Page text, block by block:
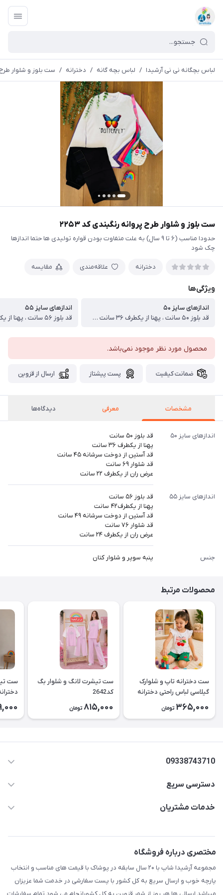
لباس بچگانه نی نی آرشیدا / لباس بچه گانه / دخترانه / ست بلوز و شلوار طرح
ست بلوز و شلوار طرح پروانه رنگبندی کد ۲۲۵۳
حدودا مناسب (۶ تا ۹ سال) به علت متفاوت بودن قواره تولیدی ها حتما اندازها
چک شود
دخترانه علاقه‌مندی مقایسه
ویژگی‌ها
اندازهای سایز ۵۰
قد بلوز ۵۰ سانت ، پهنا از یکطرف ۳۶ سانت ، قد آستین از دوخت سرشانه ۴۵ سانت ، قد شلوار ۶۹ سانت ، عرض ران از یکطرف ۲۲ سانت
اندازهای سایز ۵۵
محصول مورد نظر موجود نمی‌باشد.
ضمانت کیفیت پست پیشتاز ارسال از قزوین
مشخصات معرفی دیدگاه‌ها
اندازهای سایز ۵۰
قد بلوز ۵۰ سانت
پهنا از یکطرف ۳۶ سانت
قد آستین از دوخت سرشانه ۴۵ سانت
قد شلوار ۶۹ سانت
عرض ران از یکطرف ۲۲ سانت
اندازهای سایز ۵۵
قد بلوز ۵۶ سانت
پهنا از یکطرف۴۲ سانت
قد آستین از دوخت سرشانه ۴۹ سانت
قد شلوار ۷۶ سانت
عرض ران از یکطرف ۲۴ سانت
جنس پنبه سوپر و شلوار کتان
محصولات مرتبط
ست دخترانه تاپ و شلوارک
گیلاسی لباس راحتی دخترانه
365,000 تومان
ست تیشرت لانگ و شلوار بگ
کد2642
815,000 تومان
ست
09338743710
دسترسی سریع
حساب کاربری
لیست محصولات
درباره ما
تماس با ما
خدمات مشتریان
مختصری درباره فروشگاه
مجموعه آرشیدا شاپ با ۲۰ سال سابقه در پوشاک با قیمت های مناسب و انتخاب
پارچه خوب و ارسال سریع به کل کشور با پست سفارشی در خدمت شما عزیزان